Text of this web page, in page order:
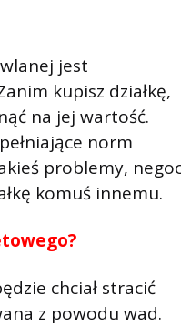
jest
kupisz działkę,
na jej wartość.
norm
problemy,
komuś innemu.
chciał stracić
z powodu wad.